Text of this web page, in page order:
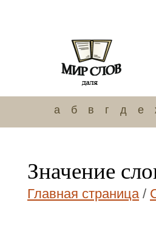
а б в г д е
Значение
Главная страница/